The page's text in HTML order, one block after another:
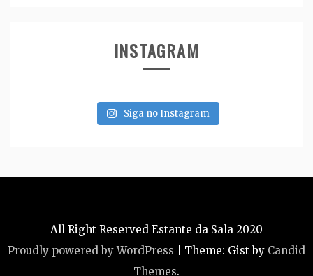
INSTAGRAM
Siga no Instagram
All Right Reserved Estante da Sala 2020
Proudly powered by WordPress
Theme: Gist by Candid
Themes.